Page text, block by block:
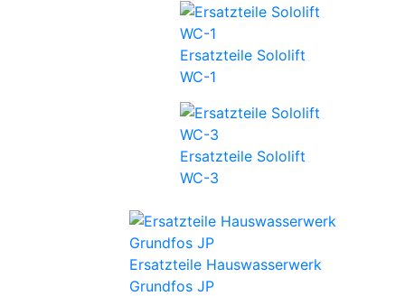
Ersatzteile Sololift
WC-1
Ersatzteile Sololift
WC-3
Ersatzteile Hauswasserwerk
Grundfos JP